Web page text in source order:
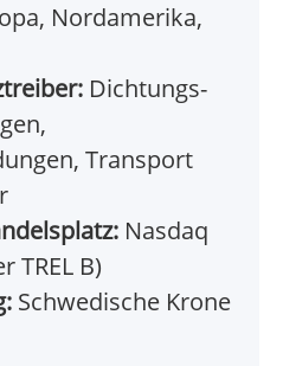
Nordamerika,
Dichtungs-
Transport
Nasdaq
TREL B)
Schwedische Krone